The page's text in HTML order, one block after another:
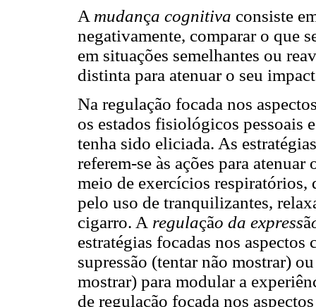
A mudança cognitiva consiste
negativamente, comparar o que
em situações semelhantes ou
distinta para atenuar o seu
Na regulação focada nos
os estados fisiológicos pessoais
tenha sido eliciada. As
referem-se às ações para
meio de exercícios respiratórios,
pelo uso de tranquilizantes,
cigarro. A regulação da expressã
estratégias focadas nos
supressão (tentar não mostrar)
mostrar) para modular a
de regulação focada nos